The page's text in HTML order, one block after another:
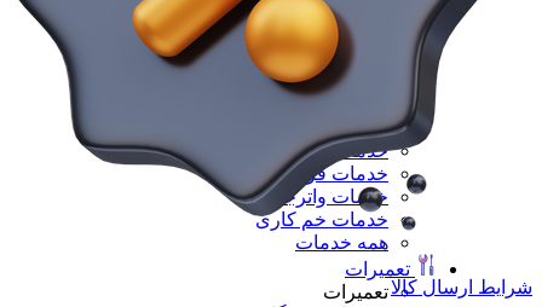
خدمات CNC
خدمات پرینت سه بعدی
خدمات برش لیزر
خدمات تراشکاری
خدمات طراحی قالب
خدمات اسکن 3 بعدی
خدمات تزریق پلاستیک
خدمات فرزکاری
خدمات واترجت
خدمات خم کاری
همه خدمات
تعمیرات
تعمیراتشرایط ارسال کالا